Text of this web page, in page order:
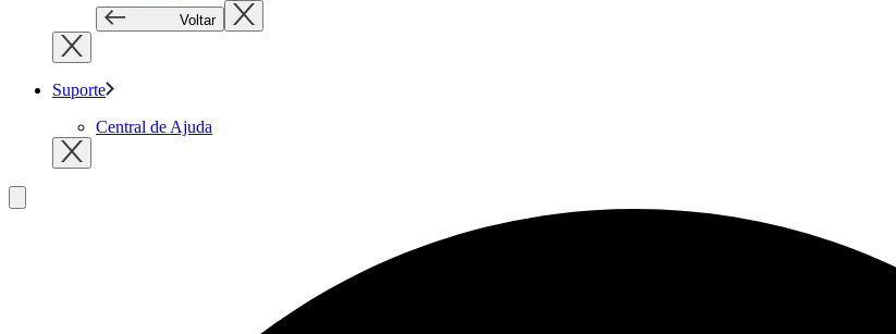
Voltar
Suporte
Central de Ajuda